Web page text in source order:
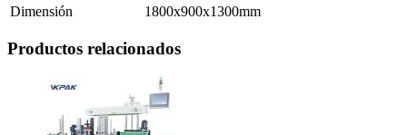
Dimensión
1800x900x1300mm
Productos relacionados